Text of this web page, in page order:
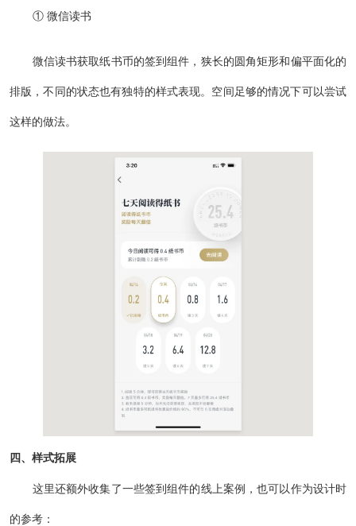
① 微信读书
微信读书获取纸书币的签到组件，狭长的圆角矩形和偏平面化的
排版，不同的状态也有独特的样式表现。空间足够的情况下可以尝试
这样的做法。
四、样式拓展
这里还额外收集了一些签到组件的线上案例，也可以作为设计时
的参考：